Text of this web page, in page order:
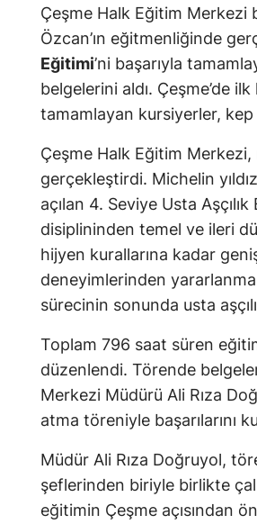
Çeşme Halk Eğitim Merkezi
Özcan’ın eğitmenliğinde
Eğitimi’ni başarıyla
belgelerini aldı. Çeşme’de
tamamlayan kursiyerler, kep
Çeşme Halk Eğitim
gerçekleştirdi. Michelin
açılan 4. Seviye Usta
disiplininden temel ve ileri
hijyen kurallarına kadar
deneyimlerinden
sürecinin sonunda usta
Toplam 796 saat süren
düzenlendi. Törende
Merkezi Müdürü Ali Rıza
atma töreniyle başarılarını
Müdür Ali Rıza Doğruyol,
şeflerinden biriyle birlikte
eğitimin Çeşme açısından